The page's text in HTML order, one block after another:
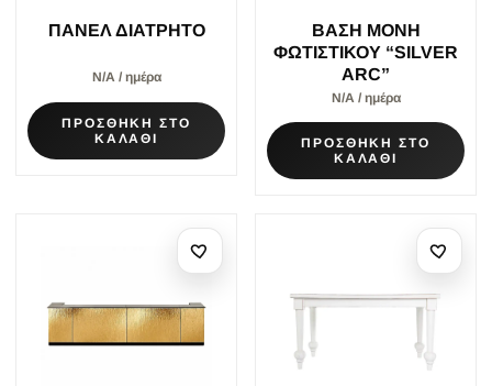
ΠΑΝΕΛ ΔΙΑΤΡΗΤΟ
Ν/Α / ημέρα
ΠΡΟΣΘΗΚΗ ΣΤΟ
ΚΑΛΑΘΙ
ΒΑΣΗ ΜΟΝΗ
ΦΩΤΙΣΤΙΚΟΥ “SILVER
ARC”
Ν/Α / ημέρα
ΠΡΟΣΘΗΚΗ ΣΤΟ
ΚΑΛΑΘΙ